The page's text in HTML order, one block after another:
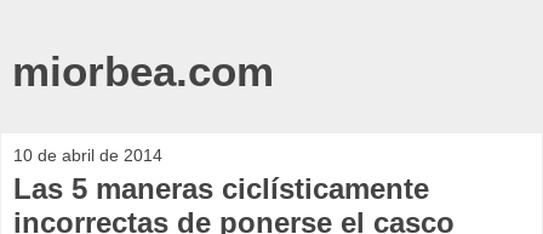
miorbea.com
10 de abril de 2014
Las 5 maneras ciclísticamente
incorrectas de ponerse el casco